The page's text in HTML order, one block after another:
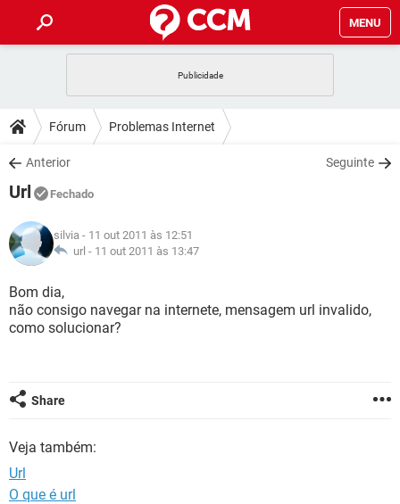
MENU
CELULAR FACEBOOK
OUTLOOK
INSTAGRAM
GUIA DE COMPRAS
DICAS
JOGOS WHATSAPP
INSTAGRAM
GUIA DE COMPRAS
DOWNLOADS
JOGOS
CELULAR
OUTLOOK
INSTAGRAM
GUIA DE COMPRAS
FÓRUM
JOGOS
CELULAR
OUTLOOK
INSTAGRAM
GLOSSÁRIO
JOGOS
CELULAR FACEBOOK
GUIA DE COMPRAS
Fórum Problemas Internet
Anterior Seguinte
Url Fechado
silvia - 11 out 2011 às 12:51
url - 11 out 2011 às 13:47
Bom dia,
não consigo navegar na internete, mensagem url invalido,
como solucionar?
Share
Veja também:
Url
O que é url